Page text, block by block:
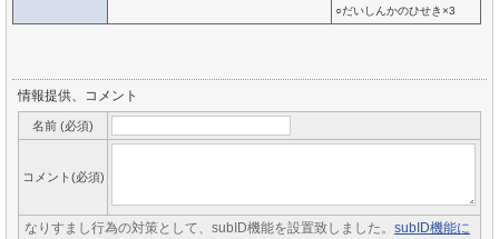
○だいしんかのひせき×3
情報提供、コメント
名前 (必須)
コメント(必須)
なりすまし行為の対策として、subID機能を設置致しました。 subID機能に